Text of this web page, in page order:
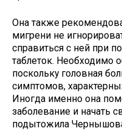
Она также
мигрени не
справиться с ней при
таблеток. Необходимо
поскольку головная
симптомов,
Иногда именно она
заболевание и начать
подытожила